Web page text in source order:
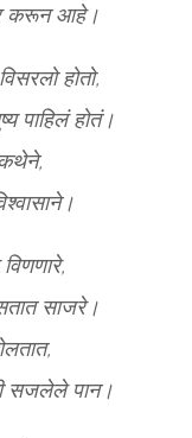
करून आहे।
होतो,
पाहिलं होतं।
साजरे।
सजलेले पान।